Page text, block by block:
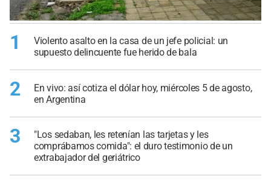
1
Violento asalto en la casa de un jefe policial: un
supuesto delincuente fue herido de bala
2
En vivo: así cotiza el dólar hoy, miércoles 5 de agosto,
en Argentina
3
"Los sedaban, les retenían las tarjetas y les
comprábamos comida": el duro testimonio de un
extrabajador del geriátrico